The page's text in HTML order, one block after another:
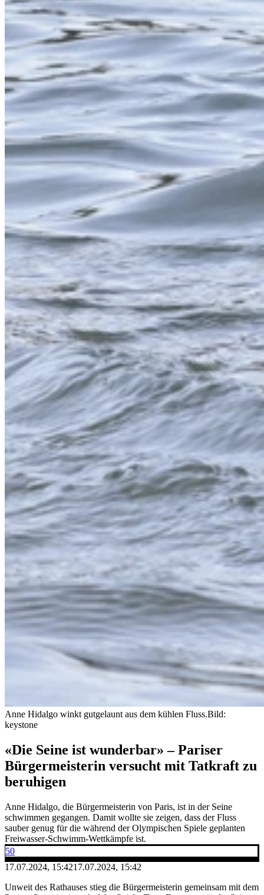
Anne Hidalgo winkt gutgelaunt aus dem kühlen Fluss.Bild:
keystone
«Die Seine ist wunderbar» – Pariser
Bürgermeisterin versucht mit Tatkraft zu
beruhigen
Anne Hidalgo, die Bürgermeisterin von Paris, ist in der Seine
schwimmen gegangen. Damit wollte sie zeigen, dass der Fluss
sauber genug für die während der Olympischen Spiele geplanten
Freiwasser-Schwimm-Wettkämpfe ist.
50
17.07.2024, 15:4217.07.2024, 15:42
Unweit des Rathauses stieg die Bürgermeisterin gemeinsam mit dem